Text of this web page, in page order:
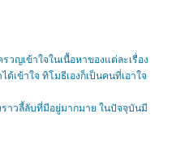
วญเข้าใจในเนื้อหาของแต่ละเรื่อง
เข้าใจ ทิโมธีเองก็เป็นคนที่เอาใจ
ราวลี้ลับที่มีอยู่มากมาย ในปัจจุบันมี